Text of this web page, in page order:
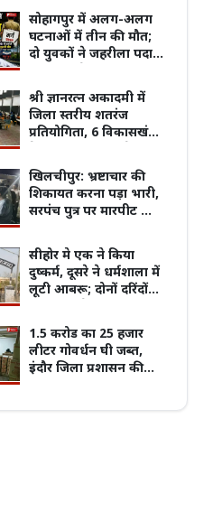
बढ़ा क्रेज...! फिल्म
1947' के प्रमोशन के लिए
Ahmedabad पहुंचे Sunny Deol
प्रदेश का सबसे पुराना GRMC बनेगा मध्य प्रदेश
की पहली मेडिकल यूनिवर्सिटी
पर बुलाने की मांग
सोहागपुर में अलग-अलग
घटनाओं में तीन की मौत;
दो युवकों ने जहरीला पदार्थ
का शव पटरियों पर मिला
श्री ज्ञानरत्न अकादमी में
जिला स्तरीय शतरंज
प्रतियोगिता, 6 विकासखंडों
दिखाई प्रतिभा
खिलचीपुर: भ्रष्टाचार की
शिकायत करना पड़ा भारी,
सरपंच पुत्र पर मारपीट का
सीहोर मे एक ने किया
दुष्कर्म, दूसरे ने धर्मशाला में
लूटी आबरू; दोनों दरिंदों
1.5 करोड का 25 हजार
लीटर गोवर्धन घी जब्त,
इंदौर जिला प्रशासन की